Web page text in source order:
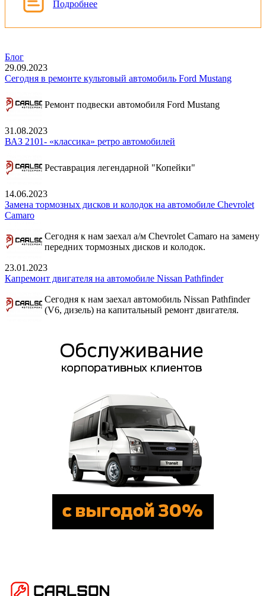
Подробнее
Блог
29.09.2023
Сегодня в ремонте культовый автомобиль Ford Mustang
Ремонт подвески автомобиля Ford Mustang
31.08.2023
ВАЗ 2101- «классика» ретро автомобилей
Реставрация легендарной "Копейки"
14.06.2023
Замена тормозных дисков и колодок на автомобиле Chevrolet
Camaro
Сегодня к нам заехал а/м Chevrolet Camaro на замену
передних тормозных дисков и колодок.
23.01.2023
Капремонт двигателя на автомобиле Nissan Pathfinder
Сегодня к нам заехал автомобиль Nissan Pathfinder
(V6, дизель) на капитальный ремонт двигателя.